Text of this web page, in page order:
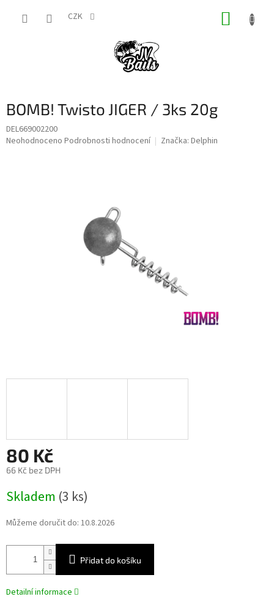
CZK
BOMB! Twisto JIGER / 3ks 20g
DEL669002200
Průměrné
Neohodnoceno Podrobnosti hodnocení Značka: Delphin
80 Kč
66 Kč bez DPH
cena:
Skladem (3 ks)
Můžeme doručit do: 10.8.2026
Přidat do košíku
Detailní informace